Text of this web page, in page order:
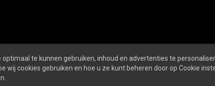
een website vanDe Markt Online
te kunnen gebruiken, inhoud en advertenties te
wij cookies gebruiken en hoe u ze kunt beheren door op Cookie